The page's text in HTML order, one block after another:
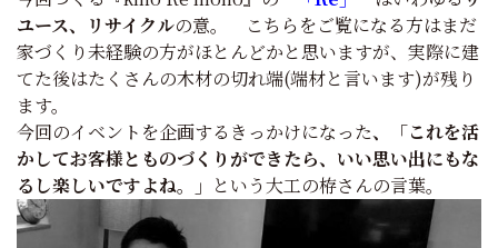
ユース、リサイクルの意。 こちらをご覧になる方はまだ
家づくり未経験の方がほとんどかと思いますが、実際に建
てた後はたくさんの木材の切れ端(端材と言います)が残り
ます。
今回のイベントを企画するきっかけになった、「これを活
かしてお客様とものづくりができたら、いい思い出にもな
るし楽しいですよね。」 という大工の栫さんの言葉。